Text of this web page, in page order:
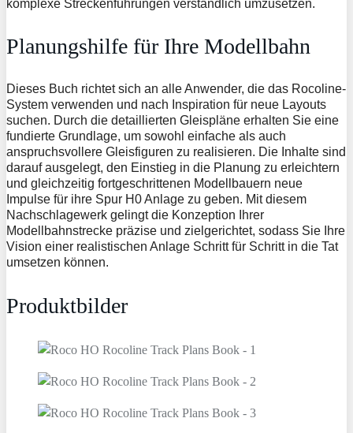
komplexe Streckenführungen verständlich umzusetzen.
Planungshilfe für Ihre Modellbahn
Dieses Buch richtet sich an alle Anwender, die das Rocoline-
System verwenden und nach Inspiration für neue Layouts
suchen. Durch die detaillierten Gleispläne erhalten Sie eine
fundierte Grundlage, um sowohl einfache als auch
anspruchsvollere Gleisfiguren zu realisieren. Die Inhalte sind
darauf ausgelegt, den Einstieg in die Planung zu erleichtern
und gleichzeitig fortgeschrittenen Modellbauern neue
Impulse für ihre Spur H0 Anlage zu geben. Mit diesem
Nachschlagewerk gelingt die Konzeption Ihrer
Modellbahnstrecke präzise und zielgerichtet, sodass Sie Ihre
Vision einer realistischen Anlage Schritt für Schritt in die Tat
umsetzen können.
Produktbilder